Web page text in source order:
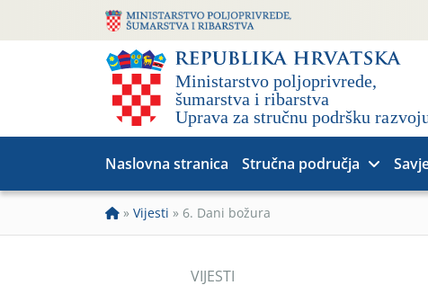
Naslovna stranica Stručna područja
» Vijesti » 6. Dani božura
VIJESTI